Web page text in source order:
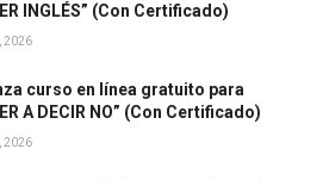
INGLÉS” (Con Certificado)
2026
curso en línea gratuito para
A DECIR NO” (Con Certificado)
2026